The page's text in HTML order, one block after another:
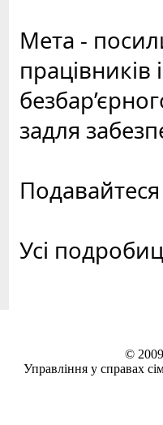
Мета -
працівників
задля
Усі
©
Управління у справах